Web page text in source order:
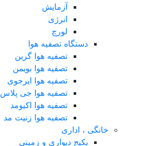
آزمایش
انرژی
لورچ
دستگاه تصفیه هوا
تصفیه هوا گرین
تصفیه هوا بویمن
تصفیه هوا ایرجوی
تصفیه هوا جی پلاس
تصفیه هوا اکیومد
تصفیه هوا زنیت مد
خانگی ، اداری
پکیج دیواری و زمینی